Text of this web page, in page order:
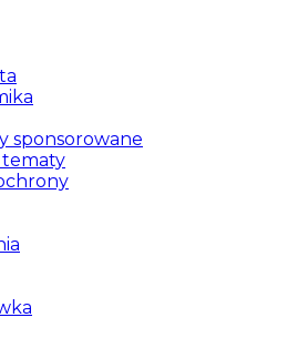
sponsorowane
tematy